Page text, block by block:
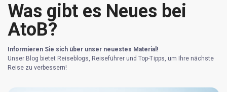
Was gibt es Neues bei
AtoB?
Informieren Sie sich über unser neuestes Material!
Unser Blog bietet Reiseblogs, Reiseführer und Top-Tipps, um Ihre nächste
Reise zu verbessern!